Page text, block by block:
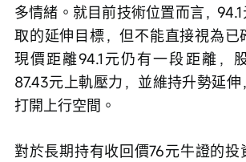
多情緒。就目前技術位置而言，
取的延伸目標，但不能直接視為已
現價距離94.1元仍有一段距離，
87.43元上軌壓力，並維持升勢延
打開上行空間。
對於長期持有收回價76元牛證的投